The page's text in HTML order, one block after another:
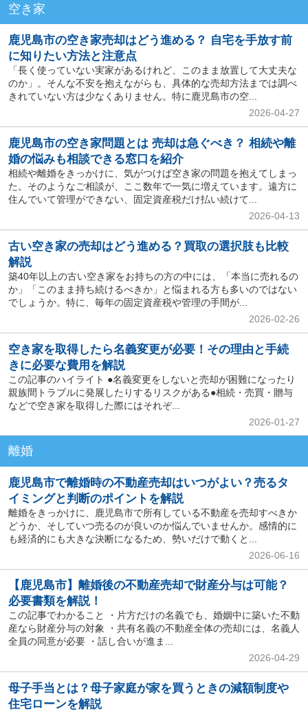
空き家
鹿児島市の空き家売却はどう進める？ 自宅を手放す前
に知りたい方法と注意点
「長く使っていない実家があるけれど、このまま放置して大丈夫な
のか」。そんな不安を抱えながらも、具体的な売却方法までは調べ
きれていない方は少なくありません。特に鹿児島市の空...
2026-04-27
鹿児島市の空き家問題とは 売却は急ぐべき？ 相続や離
婚の悩みも相談できる窓口を紹介
相続や離婚をきっかけに、気がつけば空き家の問題を抱えてしまっ
た。そのようなご相談が、ここ数年で一気に増えています。遠方に
住んでいて管理ができない、固定資産税だけ払い続けて...
2026-04-13
古い空き家の売却はどう進める？買取の選択肢も比較
解説
築40年以上の古い空き家をお持ちの方の中には、「本当に売れるの
か」「このまま持ち続けるべきか」と悩まれる方も多いのではない
でしょうか。特に、毎年の固定資産税や管理の手間が...
2026-02-26
空き家を取得したら名義変更が必要！その理由と手続
きに必要な費用を解説
この記事のハイライト ●名義変更をしないと売却が困難になったり
親族間トラブルに発展したりするリスクがある●相続・売買・贈与
などで空き家を取得した際にはそれぞ...
2026-01-27
離婚
鹿児島市で離婚時の不動産売却はいつがよい？売るタ
イミングと判断のポイントを解説
離婚をきっかけに、鹿児島市で所有している不動産を売却すべきか
どうか、そしていつ売るのが良いのか悩んでいませんか。感情的に
も経済的にも大きな決断になるため、勢いだけで動くと...
2026-06-16
【鹿児島市】離婚後の不動産売却で財産分与は可能？
必要書類を解説！
この記事でわかること ・片方だけの名義でも、婚姻中に築いた不動
産なら財産分与の対象 ・共有名義の不動産全体の売却には、名義人
全員の同意が必要 ・話し合いが進ま...
2026-04-29
母子手当とは？母子家庭が家を買うときの減額制度や
住宅ローンを解説